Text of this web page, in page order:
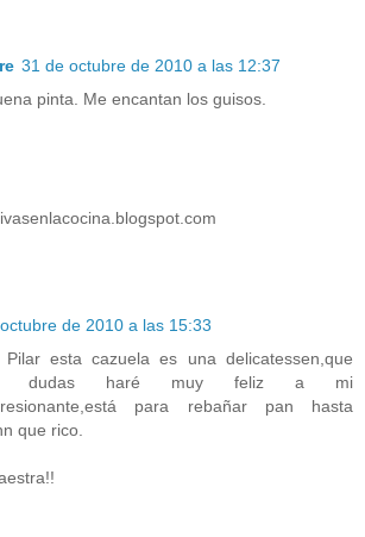
31 de octubre de 2010 a las 12:37
pinta. Me encantan los guisos.
de 2010 a las 15:33
Pilar esta cazuela es una delicatessen,que
dudas haré muy feliz a mi
para rebañar pan hasta
que rico.